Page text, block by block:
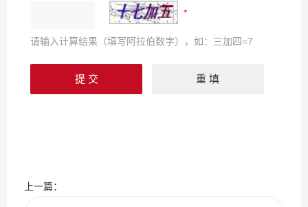
请输入计算结果（填写阿拉伯数字），如：三加四=7
上一篇：